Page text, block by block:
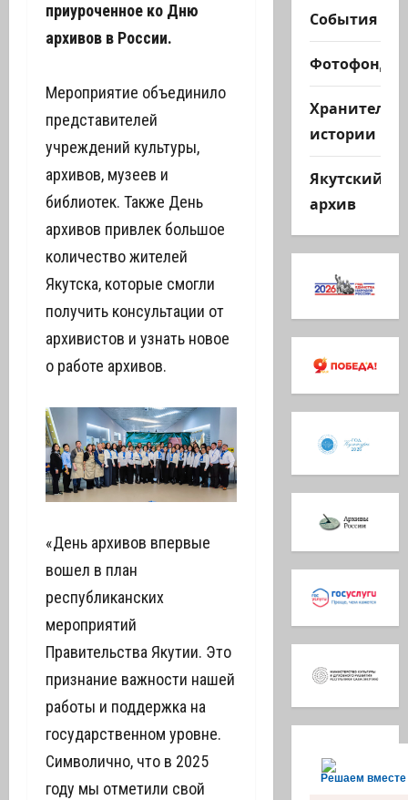
приуроченное ко Дню
архивов в России.
Мероприятие объединило
представителей
учреждений культуры,
архивов, музеев и
библиотек. Также День
архивов привлек большое
количество жителей
Якутска, которые смогли
получить консультации от
архивистов и узнать новое
о работе архивов.
«День архивов впервые
вошел в план
республиканских
мероприятий
Правительства Якутии. Это
признание важности нашей
работы и поддержка на
государственном уровне.
Символично, что в 2025
году мы отметили свой
События
Фотофонд
Хранители
истории
Якутский
архив
Решаем вместе